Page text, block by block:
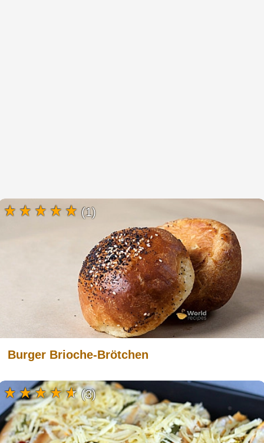
Burger Brioche-Brötchen
(1)
(3)